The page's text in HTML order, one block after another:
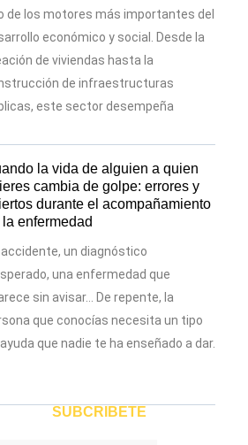
de los motores más importantes del
económico y social. Desde la
de viviendas hasta la
de infraestructuras
este sector desempeña
la vida de alguien a quien
cambia de golpe: errores y
durante el acompañamiento
enfermedad
accidente, un diagnóstico
una enfermedad que
sin avisar… De repente, la
que conocías necesita un tipo
que nadie te ha enseñado a dar.
SUBCRIBETE